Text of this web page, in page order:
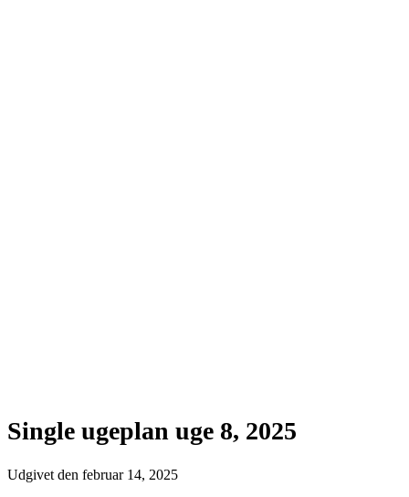
Single ugeplan uge 8, 2025
Udgivet den februar 14, 2025